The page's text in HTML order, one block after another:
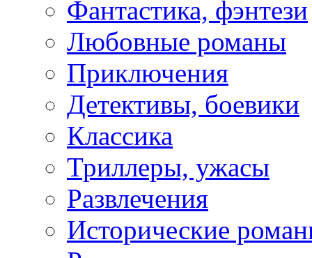
Фантастика, фэнтези
Любовные романы
Приключения
Детективы, боевики
Классика
Триллеры, ужасы
Развлечения
Исторические